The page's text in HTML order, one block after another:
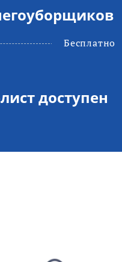
Бесплатно
доступен